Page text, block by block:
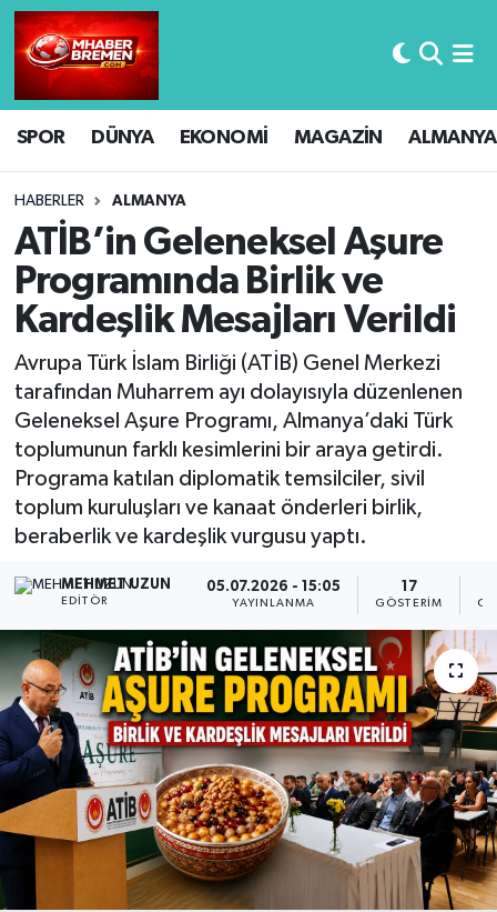
SPOR DÜNYA EKONOMİ MAGAZİN ALMANYA
HABERLER ALMANYA
ATİB’in Geleneksel Aşure
Programında Birlik ve
Kardeşlik Mesajları Verildi
Avrupa Türk İslam Birliği (ATİB) Genel Merkezi
tarafından Muharrem ayı dolayısıyla düzenlenen
Geleneksel Aşure Programı, Almanya’daki Türk
toplumunun farklı kesimlerini bir araya getirdi.
Programa katılan diplomatik temsilciler, sivil
toplum kuruluşları ve kanaat önderleri birlik,
beraberlik ve kardeşlik vurgusu yaptı.
MEHMET UZUN
EDITÖR
05.07.2026 - 15:05
YAYINLANMA
17
GÖSTERIM
Hava Durumu
Trafik Durumu
Süper Lig Puan Durumu ve Fikstür
Tüm Manşetler
Son Dakika Haberleri
Haber Arşivi